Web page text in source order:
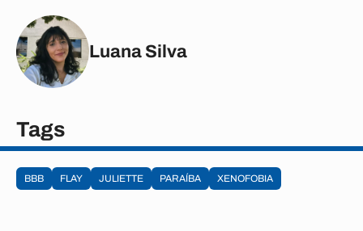
Luana Silva
Tags
BBB FLAY JULIETTE PARAÍBA XENOFOBIA